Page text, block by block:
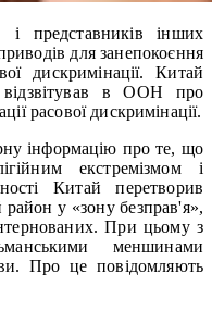
і представників інших
для занепокоєння
дискримінації. Китай
в ООН про
расової дискримінації.
інформацію про те, що
екстремізмом і
Китай перетворив
у «зону безправ'я»,
При цьому з
меншинами
Про це повідомляють